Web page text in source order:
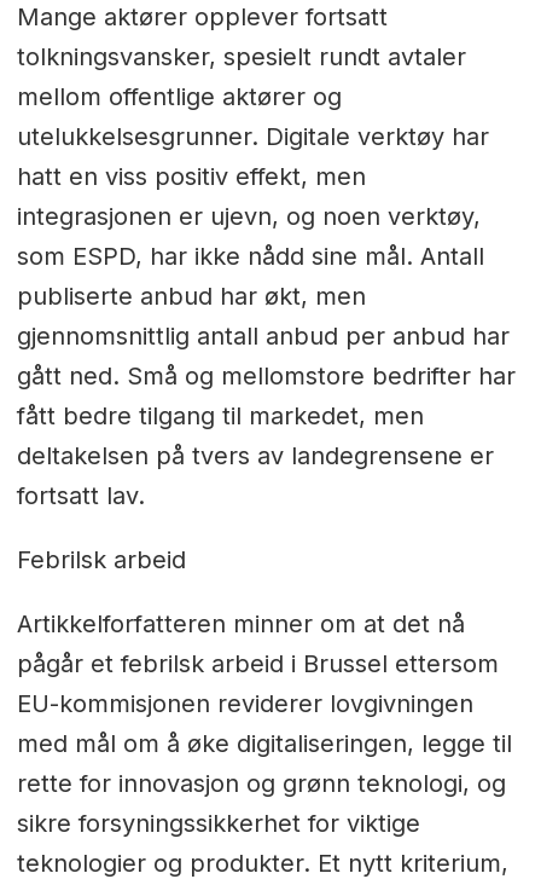
Mange aktører opplever fortsatt
tolkningsvansker, spesielt rundt avtaler
mellom offentlige aktører og
utelukkelsesgrunner. Digitale verktøy har
hatt en viss positiv effekt, men
integrasjonen er ujevn, og noen verktøy,
som ESPD, har ikke nådd sine mål. Antall
publiserte anbud har økt, men
gjennomsnittlig antall anbud per anbud har
gått ned. Små og mellomstore bedrifter har
fått bedre tilgang til markedet, men
deltakelsen på tvers av landegrensene er
fortsatt lav.
Febrilsk arbeid
Artikkelforfatteren minner om at det nå
pågår et febrilsk arbeid i Brussel ettersom
EU-kommisjonen reviderer lovgivningen
med mål om å øke digitaliseringen, legge til
rette for innovasjon og grønn teknologi, og
sikre forsyningssikkerhet for viktige
teknologier og produkter. Et nytt kriterium,